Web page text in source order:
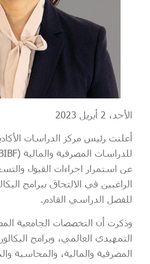
الأحد، 2 أبريل 2023
أعلنت رئيس مركز الدراسات
عن استمرار اجراءات القبول
الراغبين في الالتحاق ببرامج
للفصل الدراسي القادم.
وذكرت أن التخصصات الجامعية
التمهيدي العالمي، وبرامج
المصرفية والمالية، والمحاسبة